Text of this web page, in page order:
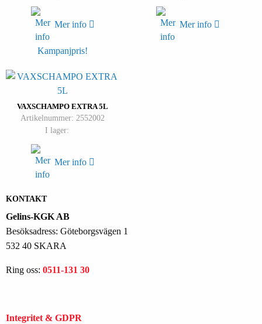
Mer info
Kampanjpris!
Mer info
VAXSCHAMPO EXTRA 5L
Artikelnummer: 2552002
I lager:
Mer info
KONTAKT
Gelins-KGK AB
Besöksadress: Göteborgsvägen 1
532 40 SKARA
Ring oss: 0511-131 30
Integritet & GDPR